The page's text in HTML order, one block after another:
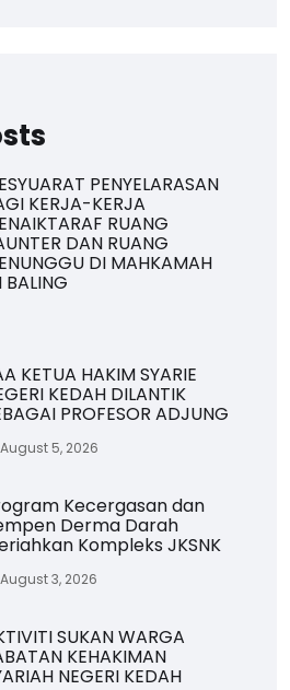
PENYELARASAN
KERJA-KERJA
RUANG
DAN RUANG
DI MAHKAMAH
BALING
KETUA HAKIM SYARIE
KEDAH DILANTIK
PROFESOR ADJUNG
August 5, 2026
Kecergasan dan
Derma Darah
Kompleks JKSNK
August 3, 2026
SUKAN WARGA
KEHAKIMAN
NEGERI KEDAH